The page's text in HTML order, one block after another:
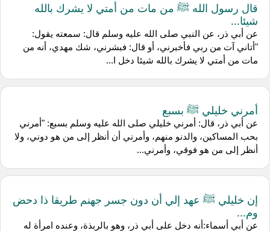
قال رسول الله ﷺ من مات من أمتي لا يشرك بالله
شيئا...
عن أبي ذر، عن النبي صلى الله عليه وسلم قال: سمعته يقول:
"أتاني آت من ربي فأخبرني، أو قال: فبشرني، شك مهدي، أنه من
مات من أمتي لا يشرك بالله شيئا دخل ا...
أمرني خليلي ﷺ بسبع
عن أبي ذر، قال: أمرني خليلي صلى الله عليه وسلم بسبع: "أمرني
بحب المساكين، والدنو منهم، وأمرني أن أنظر إلى من هو دوني، ولا
أنظر إلى من هو فوقي، وأمرني...
إن خليلي ﷺ عهد إلي أن دون جسر جهنم طريقا ذا دحض
وم...
عن أبي أسماء:أنه دخل على أبي ذر، وهو بالربذة، وعنده امرأة له